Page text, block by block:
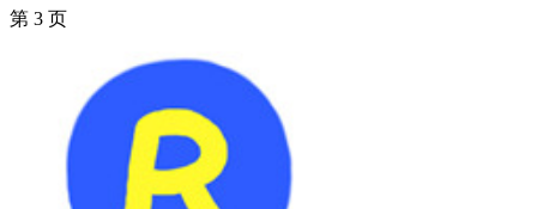
第 3 页